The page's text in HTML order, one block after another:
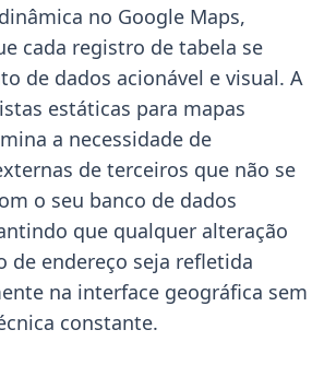
no Google Maps,
cada registro de tabela se
de dados acionável e visual. A
estáticas para mapas
a necessidade de
de terceiros que não se
o seu banco de dados
que qualquer alteração
de endereço seja refletida
na interface geográfica sem
constante.